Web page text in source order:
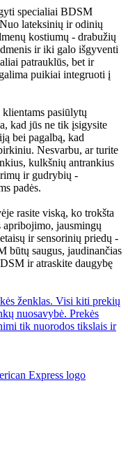
specialiai BDSM
lateksinių ir odinių
kostiumų - drabužių
ir iki galo išgyventi
patrauklūs, bet ir
puikiai integruoti į
pasiūlytų
kad jūs ne tik įsigysite
bei pagalbą, kad
Nesvarbu, ar turite
kulkšnių antrankius
ir gudrybių -
padės.
rasite viską, ko trokšta
jausmingų
ir sensorinių priedų -
būtų saugus, jaudinančias
ir atraskite daugybę
ženklas. Visi kiti prekių
nuosavybė. Prekės
tik nuorodos tikslais ir